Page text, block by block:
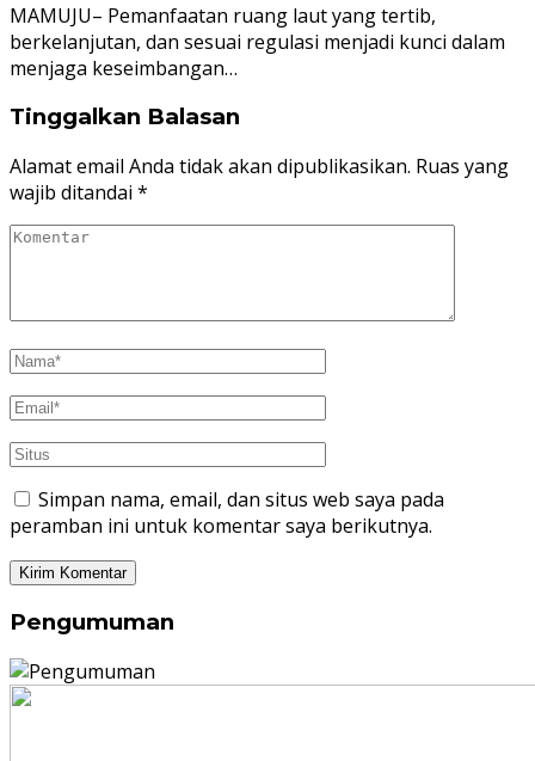
MAMUJU– Pemanfaatan ruang laut yang tertib,
berkelanjutan, dan sesuai regulasi menjadi kunci dalam
menjaga keseimbangan…
Tinggalkan Balasan
Alamat email Anda tidak akan dipublikasikan. Ruas yang
wajib ditandai *
Simpan nama, email, dan situs web saya pada
peramban ini untuk komentar saya berikutnya.
Pengumuman